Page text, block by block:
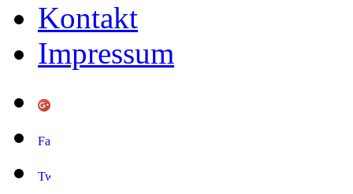
Kontakt
Impressum